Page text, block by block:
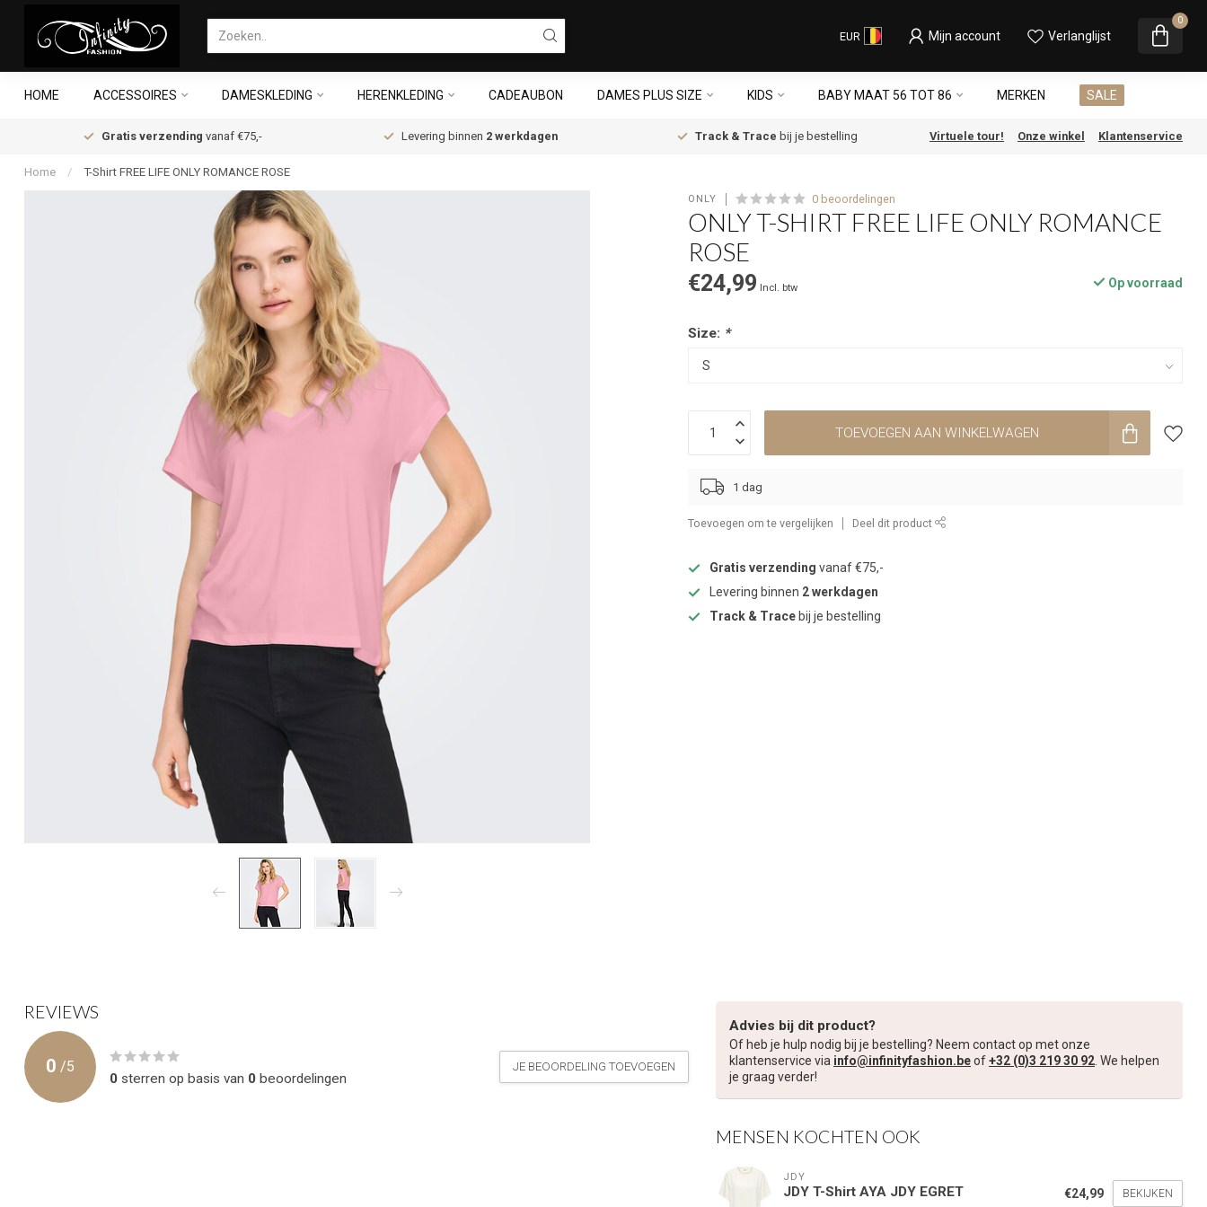
EUR Mijn account Verlanglijst
0
HOME ACCESSOIRES DAMESKLEDING HERENKLEDING CADEAUBON DAMES PLUS SIZE KIDS BABY MAAT 56 TOT 86 MERKEN SALE
Gratis verzending vanaf €75,- Levering binnen 2 werkdagen Track & Trace bij je bestelling Virtuele tour! Onze winkel Klantenservice
Home / T-Shirt FREE LIFE ONLY ROMANCE ROSE
ONLY 0 beoordelingen
ONLY T-SHIRT FREE LIFE ONLY ROMANCE
ROSE
€24,99 Incl. btw Op voorraad
Size: *
TOEVOEGEN AAN WINKELWAGEN
1 dag
Toevoegen om te vergelijken Deel dit product
Gratis verzending vanaf €75,-
Levering binnen 2 werkdagen
Track & Trace bij je bestelling
REVIEWS
0 /5
0 sterren op basis van 0 beoordelingen
JE BEOORDELING TOEVOEGEN
Advies bij dit product?
Of heb je hulp nodig bij je bestelling? Neem contact op met onze
klantenservice via info@infinityfashion.beof+32 (0)3 219 30 92 . We helpen
je graag verder!
MENSEN KOCHTEN OOK
JDY
JDY T-Shirt AYA JDY EGRET €24,99 BEKIJKEN